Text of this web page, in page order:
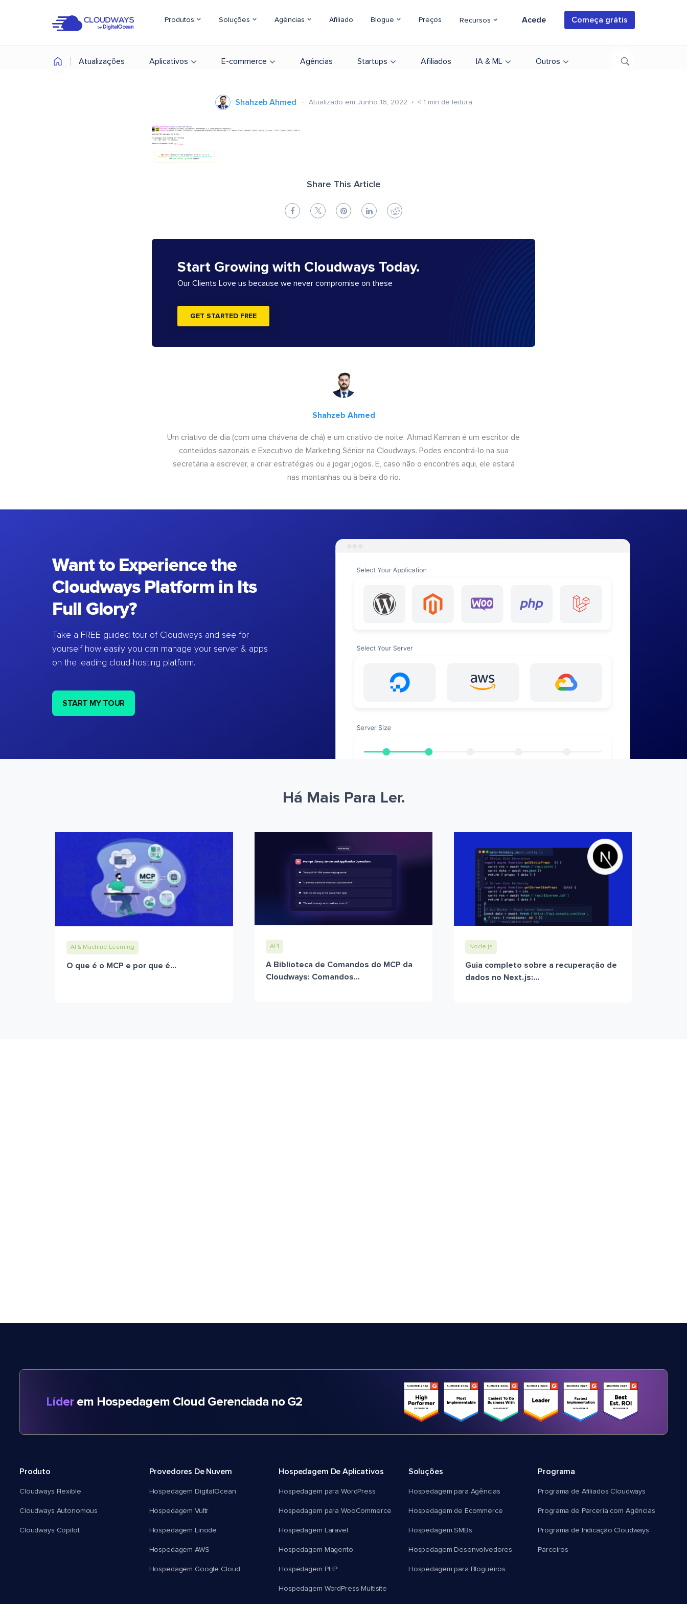
Produtos Soluções Agências Afiliado Blogue Preços Recursos Acede Começa grátis
Atualizações Aplicativos E-commerce Agências Startups Afiliados IA & ML Outros
Shahzeb Ahmed Atualizado em Junho 16, 2022 < 1 min de leitura
Share This Article
Start Growing with Cloudways Today.
Our Clients Love us because we never compromise on these
GET STARTED FREE
Shahzeb Ahmed
Um criativo de dia (com uma chávena de chá) e um criativo de noite. Ahmad Kamran é um escritor de
conteúdos sazonais e Executivo de Marketing Sénior na Cloudways. Podes encontrá-lo na sua
secretária a escrever, a criar estratégias ou a jogar jogos. E, caso não o encontres aqui, ele estará
nas montanhas ou à beira do rio.
Want to Experience the
Cloudways Platform in Its
Full Glory?
Take a FREE guided tour of Cloudways and see for
yourself how easily you can manage your server & apps
on the leading cloud-hosting platform.
START MY TOUR
Há Mais Para Ler.
AI & Machine Learning
O que é o MCP e por que é...
API
A Biblioteca de Comandos do MCP da
Cloudways: Comandos...
Node.js
Guia completo sobre a recuperação de
dados no Next.js:...
Líder em Hospedagem Cloud Gerenciada no G2
Produto
Cloudways Flexible
Cloudways Autonomous
Cloudways Copilot
Provedores De Nuvem
Hospedagem DigitalOcean
Hospedagem Vultr
Hospedagem Linode
Hospedagem AWS
Hospedagem Google Cloud
Hospedagem De Aplicativos
Hospedagem para WordPress
Hospedagem para WooCommerce
Hospedagem Laravel
Hospedagem Magento
Hospedagem PHP
Hospedagem WordPress Multisite
Soluções
Hospedagem para Agências
Hospedagem de Ecommerce
Hospedagem SMBs
Hospedagem Desenvolvedores
Hospedagem para Blogueiros
Programa
Programa de Afiliados Cloudways
Programa de Parceria com Agências
Programa de Indicação Cloudways
Parceiros